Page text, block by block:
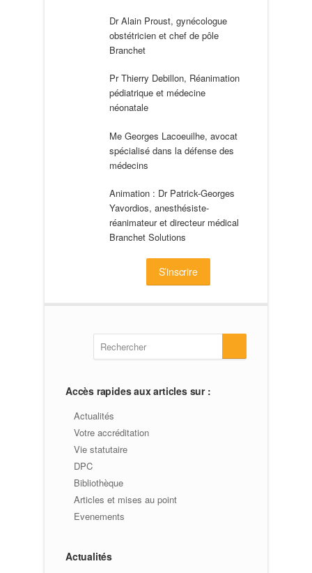
Dr Alain Proust, gynécologue
obstétricien et chef de pôle
Branchet
Pr Thierry Debillon, Réanimation
pédiatrique et médecine
néonatale
Me Georges Lacoeuilhe, avocat
spécialisé dans la défense des
médecins
Animation : Dr Patrick-Georges
Yavordios, anesthésiste-
réanimateur et directeur médical
Branchet Solutions
S’inscrire
Accès rapides aux articles sur :
Actualités
Votre accréditation
Vie statutaire
DPC
Bibliothèque
Articles et mises au point
Evenements
Actualités